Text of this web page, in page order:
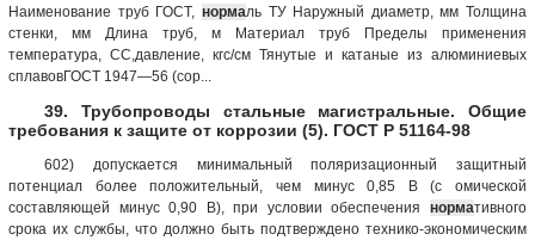
Наименование труб ГОСТ, нормаль ТУ Наружный диаметр, мм Толщина
стенки, мм Длина труб, м Материал труб Пределы применения
температура, СС,давление, кгс/см Тянутые и катаные из алюминиевых
сплавовГОСТ 1947—56 (сор...
39. Трубопроводы стальные магистральные. Общие
требования к защите от коррозии (5). ГОСТ Р 51164-98
602) допускается минимальный поляризационный защитный
потенциал более положительный, чем минус 0,85 В (с омической
составляющей минус 0,90 В), при условии обеспечения нормативного
срока их службы, что должно быть подтверждено технико-экономическим